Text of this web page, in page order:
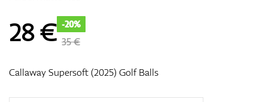
28€ -20%
35 €
Callaway Supersoft (2025) Golf Balls